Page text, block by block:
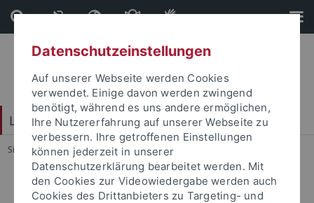
Direkt
zum
Inhalt
Direkt
zur
Fußleiste
LEAD Graduate School & Research Network
Sie sind hier: Startseite ... Mitglieder
Über uns
Datenschutzeinstellungen
Auf unserer Webseite werden Cookies
verwendet. Einige davon werden zwingend
benötigt, während es uns andere ermöglichen,
Ihre Nutzererfahrung auf unserer Webseite zu
verbessern. Ihre getroffenen Einstellungen
können jederzeit in unserer
Datenschutzerklärung bearbeitet werden. Mit
den Cookies zur Videowiedergabe werden auch
Cookies des Drittanbieters zu Targeting- und